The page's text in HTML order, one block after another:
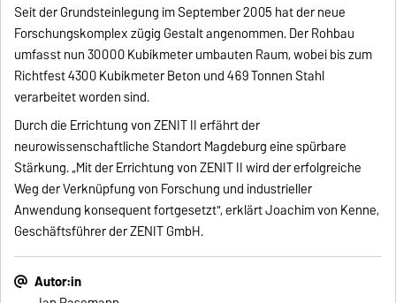
Seit der Grundsteinlegung im September 2005 hat der neue
Forschungskomplex zügig Gestalt angenommen. Der Rohbau
umfasst nun 30000 Kubikmeter umbauten Raum, wobei bis zum
Richtfest 4300 Kubikmeter Beton und 469 Tonnen Stahl
verarbeitet worden sind.
Durch die Errichtung von ZENIT II erfährt der
neurowissenschaftliche Standort Magdeburg eine spürbare
Stärkung. „Mit der Errichtung von ZENIT II wird der erfolgreiche
Weg der Verknüpfung von Forschung und industrieller
Anwendung konsequent fortgesetzt", erklärt Joachim von Kenne,
Geschäftsführer der ZENIT GmbH.
Autor:in